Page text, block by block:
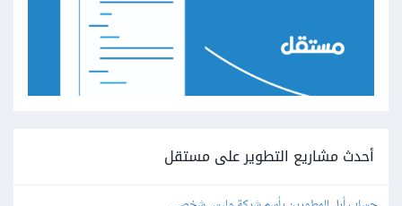
أحدث مشاريع التطوير على مستقل